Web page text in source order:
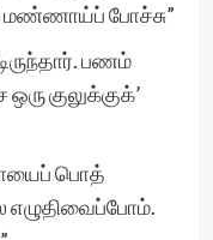
மண்ணாய்ப் போச்சு”
பணம்
குலுக்குக்’
பொத்
எழுதிவைப்போம்.